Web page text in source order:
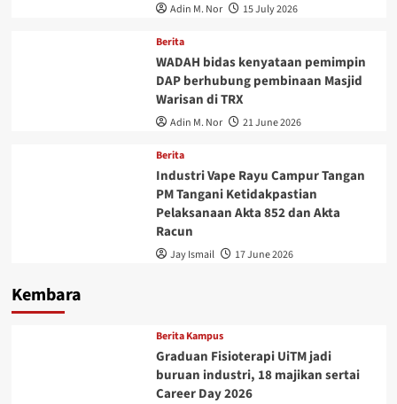
Adin M. Nor 15 July 2026
Berita
WADAH bidas kenyataan pemimpin
DAP berhubung pembinaan Masjid
Warisan di TRX
Adin M. Nor 21 June 2026
Berita
Industri Vape Rayu Campur Tangan
PM Tangani Ketidakpastian
Pelaksanaan Akta 852 dan Akta
Racun
Jay Ismail 17 June 2026
Kembara
Berita Kampus
Graduan Fisioterapi UiTM jadi
buruan industri, 18 majikan sertai
Career Day 2026